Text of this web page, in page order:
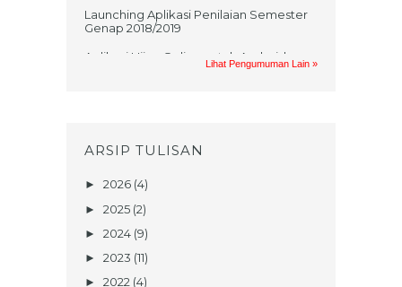
Launching Aplikasi Penilaian Semester
Genap 2018/2019
Aplikasi Ujian Online untuk Android
FILM KISAH KELAHIRAN NABI
Penerimaan Peserta Didik Baru Tahun
Ajaran 2017/2018
Lihat Pengumuman Lain »
ARSIP TULISAN
► 2026 (4)
► 2025 (2)
► 2024 (9)
► 2023 (11)
► 2022 (4)